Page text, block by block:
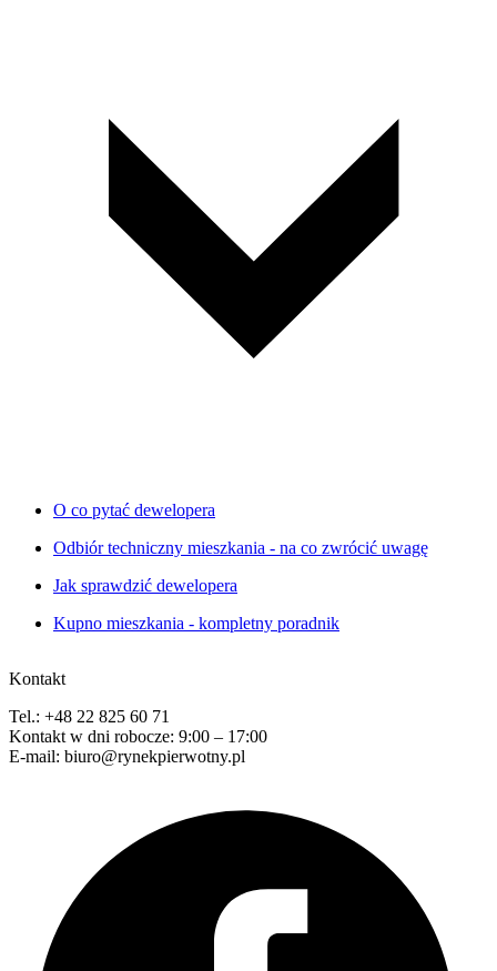
O co pytać dewelopera
Odbiór techniczny mieszkania - na co zwrócić uwagę
Jak sprawdzić dewelopera
Kupno mieszkania - kompletny poradnik
Kontakt
Tel.: +48 22 825 60 71
Kontakt w dni robocze: 9:00 – 17:00
E-mail: biuro@rynekpierwotny.pl